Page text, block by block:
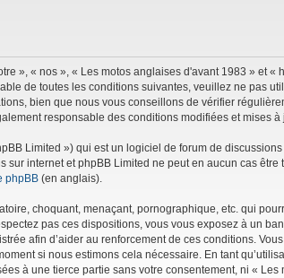
», « nos », « Les motos anglaises d'avant 1983 » et
de toutes les conditions suivantes, veuillez ne pas
bien que nous vous conseillons de vérifier
responsable des conditions modifiées et mises à
Limited ») qui est un logiciel de forum de
internet et phpBB Limited ne peut en aucun cas
phpBB (en anglais).
choquant, menaçant, pornographique, etc. qui
pas ces dispositions, vous vous exposez à un
afin d’aider au renforcement de ces conditions.
si nous estimons cela nécessaire. En tant
à une tierce partie sans votre consentement, ni «